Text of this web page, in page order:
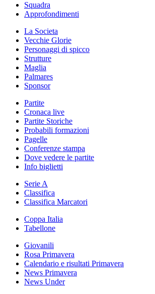
Squadra
Approfondimenti
La Societa
Vecchie Glorie
Personaggi di spicco
Strutture
Maglia
Palmares
Sponsor
Partite
Cronaca live
Partite Storiche
Probabili formazioni
Pagelle
Conferenze stampa
Dove vedere le partite
Info biglietti
Serie A
Classifica
Classifica Marcatori
Coppa Italia
Tabellone
Giovanili
Rosa Primavera
Calendario e risultati Primavera
News Primavera
News Under